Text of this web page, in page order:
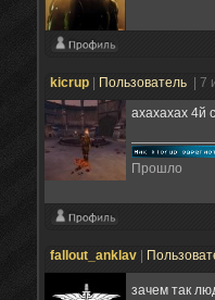
kicrup Пользователь
| 7
ахахахах 4й
Прошло
fallout_anklav
зачем так